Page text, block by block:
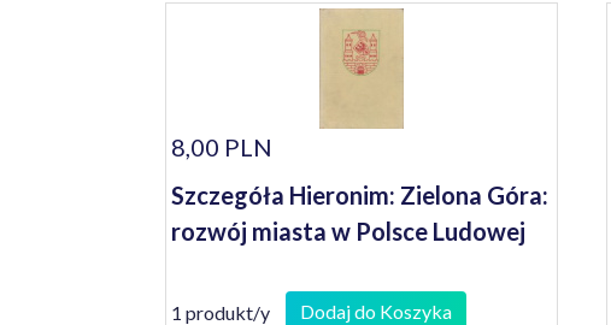
8,00 PLN
Szczegóła Hieronim: Zielona Góra:
rozwój miasta w Polsce Ludowej
1 produkt/y Dodaj do Koszyka